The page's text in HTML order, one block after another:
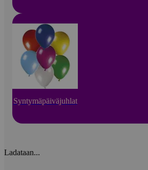
Syntymäpäiväjuhlat
Ladataan...